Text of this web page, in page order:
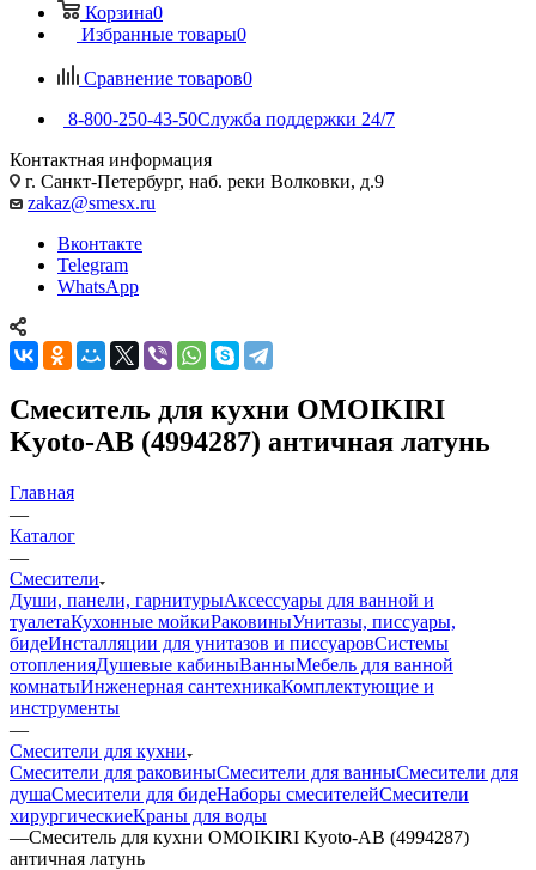
Корзина0
Избранные товары0
Сравнение товаров0
8-800-250-43-50Служба поддержки 24/7
Контактная информация
г. Санкт-Петербург, наб. реки Волковки, д.9
zakaz@smesx.ru
Вконтакте
Telegram
WhatsApp
Смеситель для кухни OMOIKIRI
Kyoto-AB (4994287) античная латунь
Главная
—
Каталог
—
Смесители
Души, панели, гарнитурыАксессуары для ванной и
туалетаКухонные мойкиРаковиныУнитазы, писсуары,
бидеИнсталляции для унитазов и писсуаровСистемы
отопленияДушевые кабиныВанныМебель для ванной
комнатыИнженерная сантехникаКомплектующие и
инструменты
—
Смесители для кухни
Смесители для раковиныСмесители для ванныСмесители для
душаСмесители для бидеНаборы смесителейСмесители
хирургическиеКраны для воды
—Смеситель для кухни OMOIKIRI Kyoto-AB (4994287)
античная латунь